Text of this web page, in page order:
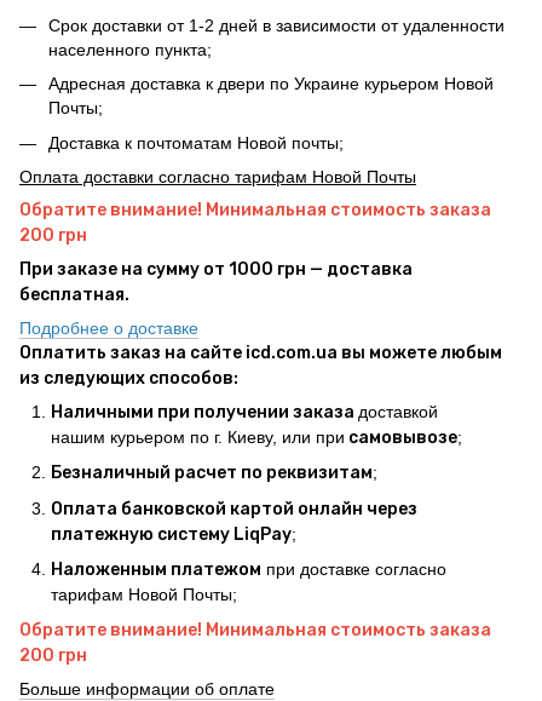
Срок доставки от 1-2 дней в зависимости от удаленности
населенного пункта;
Адресная доставка к двери по Украине курьером Новой
Почты;
Доставка к почтоматам Новой почты;
Оплата доставки согласно тарифам Новой Почты
Обратите внимание! Минимальная стоимость заказа
200 грн
При заказе на сумму от 1000 грн — доставка
бесплатная.
Подробнее о доставке
Оплатить заказ на сайте icd.com.ua вы можете любым
из следующих способов:
Наличными при получении заказа доставкой
нашим курьером по г. Киеву, или при самовывозе;
Безналичный расчет по реквизитам;
Оплата банковской картой онлайн через
платежную систему LiqPay;
Наложенным платежом при доставке согласно
тарифам Новой Почты;
Обратите внимание! Минимальная стоимость заказа
200 грн
Больше информации об оплате